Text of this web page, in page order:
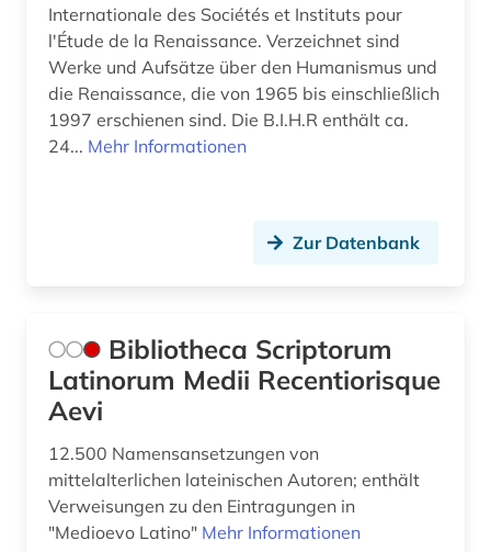
Internationale des Sociétés et Instituts pour
l'Étude de la Renaissance. Verzeichnet sind
Werke und Aufsätze über den Humanismus und
die Renaissance, die von 1965 bis einschließlich
1997 erschienen sind. Die B.I.H.R enthält ca.
24... Mehr Informationen
Zur Datenbank
Bibliotheca Scriptorum
Latinorum Medii Recentiorisque
Aevi
12.500 Namensansetzungen von
mittelalterlichen lateinischen Autoren; enthält
Verweisungen zu den Eintragungen in
"Medioevo Latino" Mehr Informationen